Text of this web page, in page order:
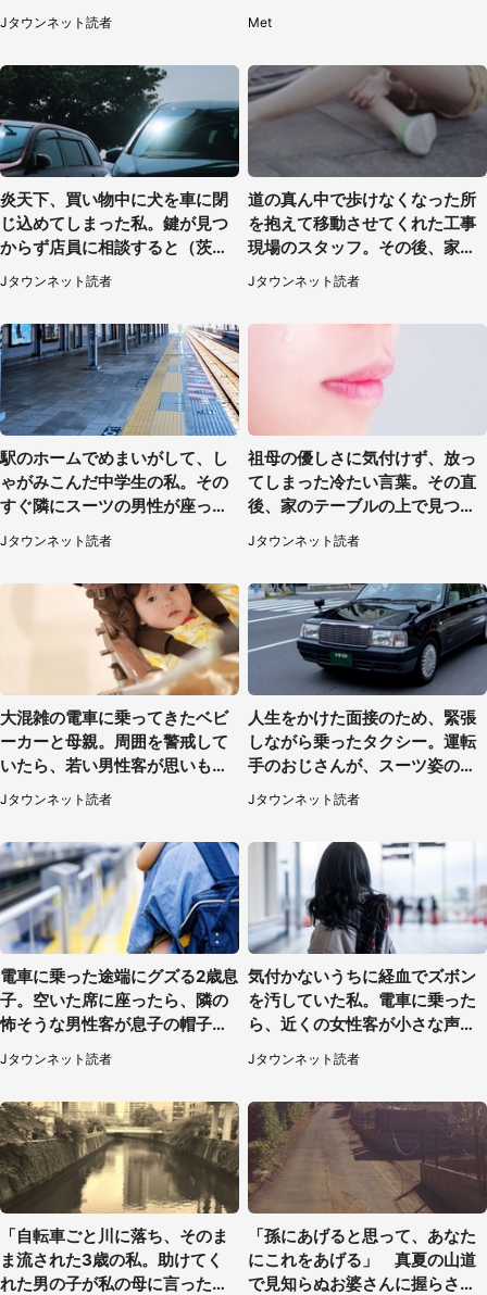
て（兵庫県・30代女性）
Jタウンネット読者 Met
炎天下、買い物中に犬を車に閉
じ込めてしまった私。鍵が見つ
からず店員に相談すると（茨城
県・50代女性）
Jタウンネット読者
道の真ん中で歩けなくなった所
を抱えて移動させてくれた工事
現場のスタッフ。その後、家ま
で私を送ると（大阪府・40代女
性）
Jタウンネット読者
駅のホームでめまいがして、し
ゃがみこんだ中学生の私。その
すぐ隣にスーツの男性が座って
きて（千葉県・20代女性）
Jタウンネット読者
祖母の優しさに気付けず、放っ
てしまった冷たい言葉。その直
後、家のテーブルの上で見つけ
たものは（福岡県・30代女性）
Jタウンネット読者
大混雑の電車に乗ってきたベビ
ーカーと母親。周囲を警戒して
いたら、若い男性客が思いもよ
らぬ行動に（東京都・50代女
性）
Jタウンネット読者
人生をかけた面接のため、緊張
しながら乗ったタクシー。運転
手のおじさんが、スーツ姿の私
を見て...（福岡県・30代女性）
Jタウンネット読者
電車に乗った途端にグズる2歳息
子。空いた席に座ったら、隣の
怖そうな男性客が息子の帽子に
手を伸ばし（千葉県・40代女
性）
Jタウンネット読者
気付かないうちに経血でズボン
を汚していた私。電車に乗った
ら、近くの女性客が小さな声で
（千葉県・10代女性）
Jタウンネット読者
「自転車ごと川に落ち、そのま
ま流された3歳の私。助けてく
れた男の子が私の母に言ったの
「孫にあげると思って、あなた
にこれをあげる」 真夏の山道
で見知らぬお婆さんに握らされ